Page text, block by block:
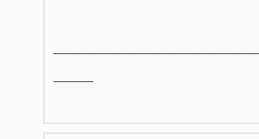
──